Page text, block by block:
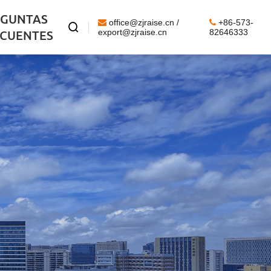

office@zjraise.cn /
export@zjraise.cn
+86-573-
82646333